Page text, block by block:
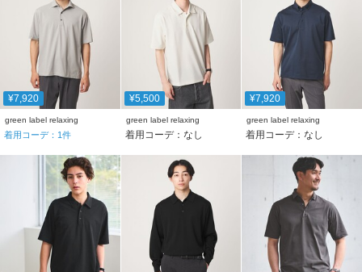
¥7,920
green label relaxing
着用コーデ： 1件
¥5,500
green label relaxing
着用コーデ：なし
¥7,920
green label relaxing
着用コーデ：なし